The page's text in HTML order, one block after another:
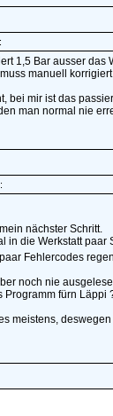
1,5 Bar ausser
manuell
bei mir ist das
man normal nie
nächster Schritt.
in die Werkstatt paar
Fehlercodes
noch nie
Programm fürn Läppi
meistens,